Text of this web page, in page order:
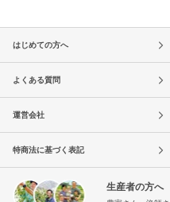
はじめての方へ
よくある質問
運営会社
特商法に基づく表記
生産者の方へ